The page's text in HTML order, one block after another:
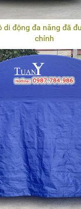
di động đa năng đã
chỉnh